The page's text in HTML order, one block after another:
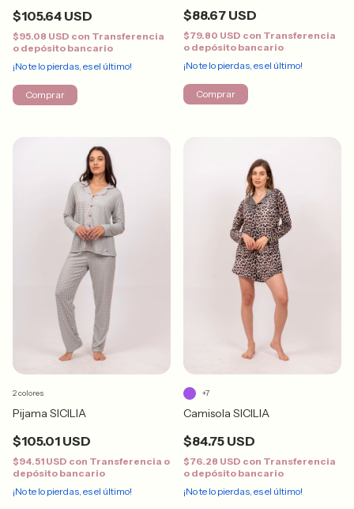
$105.64 USD
$95.08 USD con Transferencia
o depósito bancario
¡No te lo pierdas, es el último!
Comprar
$88.67 USD
$79.80 USD con Transferencia
o depósito bancario
¡No te lo pierdas, es el último!
Comprar
Pijama SICILIA
$105.01 USD
$94.51 USD con Transferencia o
depósito bancario
¡No te lo pierdas, es el último!
2 colores
Camisola SICILIA
$84.75 USD
$76.28 USD con Transferencia
o depósito bancario
¡No te lo pierdas, es el último!
+7